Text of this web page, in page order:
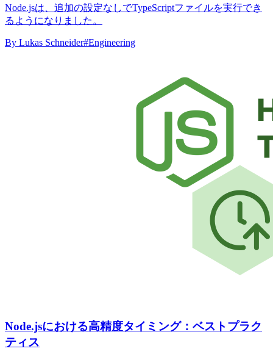
Node.jsは、追加の設定なしでTypeScriptファイルを実行でき
るようになりました。
By Lukas Schneider#Engineering
Node.jsにおける高精度タイミング：ベストプラク
ティス